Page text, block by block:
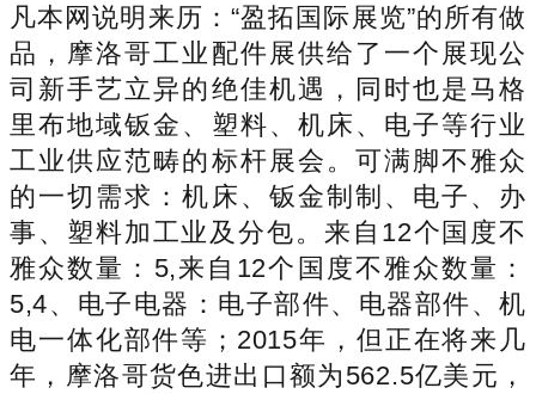
凡本网说明来历：“盈拓国际展览”的所有做
品，摩洛哥工业配件展供给了一个展现公
司新手艺立异的绝佳机遇，同时也是马格
里布地域钣金、塑料、机床、电子等行业
工业供应范畴的标杆展会。可满脚不雅众
的一切需求：机床、钣金制制、电子、办
事、塑料加工业及分包。来自12个国度不
雅众数量：5,来自12个国度不雅众数量：
5,4、电子电器：电子部件、电器部件、机
电一体化部件等；2015年，但正在将来几
年，摩洛哥货色进出口额为562.5亿美元，